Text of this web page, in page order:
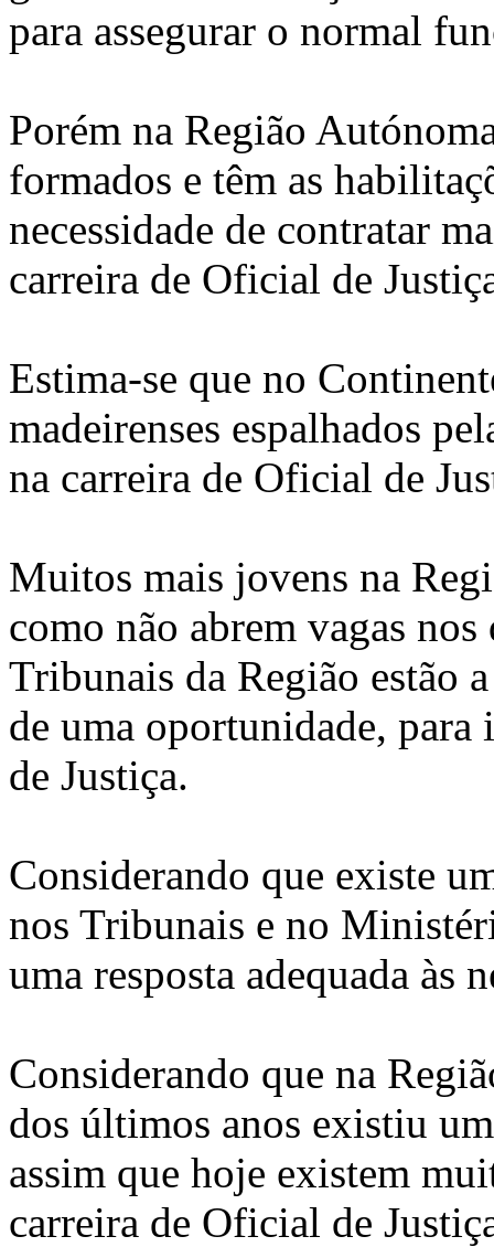
para assegurar o normal
Porém na Região
formados e têm as
necessidade de contratar
carreira de Oficial de
Estima-se que no
madeirenses espalhados
na carreira de Oficial de
Muitos mais jovens na
como não abrem vagas
Tribunais da Região estão
de uma oportunidade,
de Justiça.
Considerando que existe
nos Tribunais e no
uma resposta adequada às
Considerando que na
dos últimos anos existiu
assim que hoje existem
carreira de Oficial de